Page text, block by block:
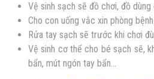
Vệ sinh sạch sẽ đồ chơi, đồ
Cho con uống vắc xin phòng
Rửa tay sạch sẽ trước khi chơi
Vệ sinh cơ thể cho bé sạch sẽ,
bẩn, mút ngón tay bẩn…